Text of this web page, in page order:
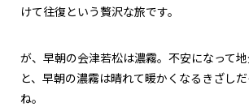
けて往復という贅沢な旅です。
が、早朝の会津若松は濃霧。不安になって
と、早朝の濃霧は晴れて暖かくなるきざし
ね。